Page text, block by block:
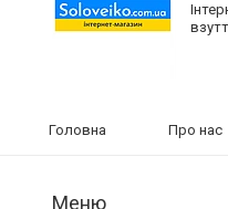
Головна Про нас